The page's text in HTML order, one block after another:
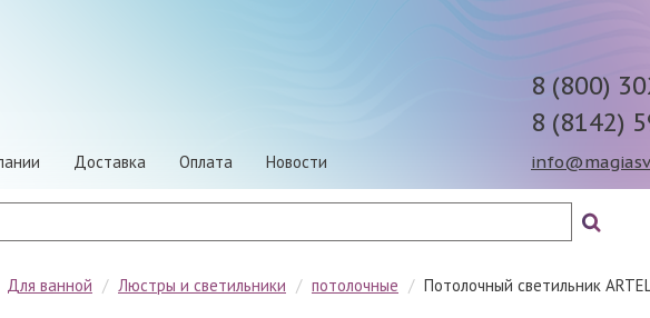
Доставка Оплата Новости
8 (800)
8 (8142)
Для ванной / Люстры и светильники / потолочные / Потолочный светильник